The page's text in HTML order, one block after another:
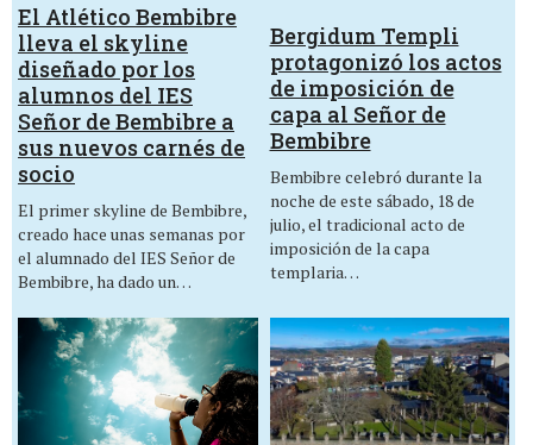
El Atlético Bembibre
lleva el skyline
diseñado por los
alumnos del IES
Señor de Bembibre a
sus nuevos carnés de
socio
El primer skyline de Bembibre,
creado hace unas semanas por
el alumnado del IES Señor de
Bembibre, ha dado un…
Bergidum Templi
protagonizó los actos
de imposición de
capa al Señor de
Bembibre
Bembibre celebró durante la
noche de este sábado, 18 de
julio, el tradicional acto de
imposición de la capa
templaria…